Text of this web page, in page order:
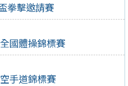
拳擊邀請賽
國體操錦標賽
手道錦標賽